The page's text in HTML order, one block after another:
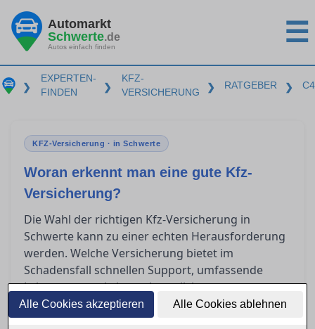
Alle Cookies akzeptieren Alle Cookies ablehnen
Automarkt
Schwerte.de
Autos einfach finden ☰
❯
EXPERTEN-
FINDEN
❯
KFZ-
VERSICHERUNG
❯ RATGEBER ❯
KFZ-Versicherung · in Schwerte
Woran erkennt man eine gute Kfz-
Versicherung?
Die Wahl der richtigen Kfz-Versicherung in
Schwerte kann zu einer echten Herausforderung
werden. Welche Versicherung bietet im
Schadensfall schnellen Support, umfassende
Leistungen und eine unkomplizierte
Schadensregulierung? Dieser Ratgeber gibt Ihnen
Einblicke, wie Sie die Bedingungen richtig deuten